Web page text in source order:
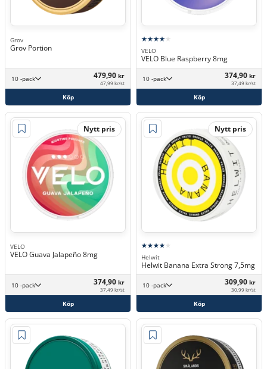
Grov
Grov Portion
10 -pack 479,90 kr
47,99 kr/st
Köp
VELO
VELO Blue Raspberry 8mg
10 -pack 374,90 kr
37,49 kr/st
Köp
Nytt pris
VELO
VELO Guava Jalapeño 8mg
10 -pack 374,90 kr
37,49 kr/st
Köp
Nytt pris
Helwit
Helwit Banana Extra Strong 7,5mg
10 -pack 309,90 kr
30,99 kr/st
Köp